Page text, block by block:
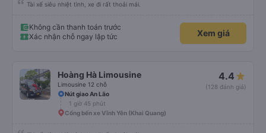
Tài xế siêu nhiệt tình, xe đi rất thoải mái.
Không cần thanh toán trước
Xác nhận chỗ ngay lập tức
Xem giá
Hoàng Hà Limousine
Limousine 12 chỗ
4.4
(128 đánh giá)
Nút giao An Lão
1 giờ 45 phút
Cổng bến xe Vĩnh Yên (Khai Quang)